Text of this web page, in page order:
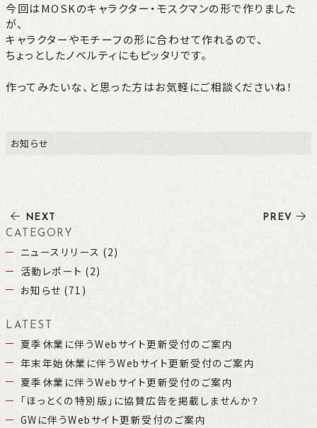
今回はMOSKのキャラクター・モスクマンの形で作りました
が、
キャラクターやモチーフの形に合わせて作れるので、
ちょっとしたノベルティにもピッタリです。
作ってみたいな、と思った方はお気軽にご相談くださいね！
お知らせ
PREV
NEXT
CATEGORY
ニュースリリース (2)
活動レポート (2)
お知らせ (71)
LATEST
夏季休業に伴うWebサイト更新受付のご案内
年末年始休業に伴うWebサイト更新受付のご案内
夏季休業に伴うWebサイト更新受付のご案内
「ほっとくの特別版」に協賛広告を掲載しませんか？
GWに伴うWebサイト更新受付のご案内